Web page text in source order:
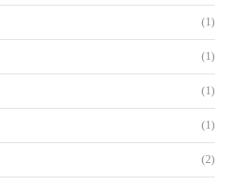
(1)
(1)
(1)
(1)
(2)